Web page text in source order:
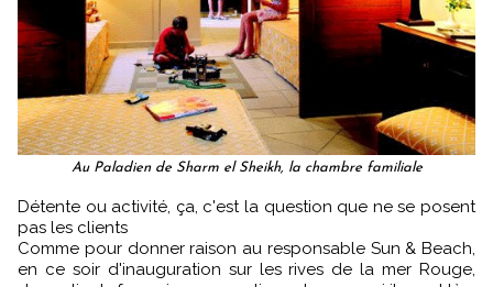
Au Paladien de Sharm el Sheikh, la chambre familiale
Détente ou activité, ça, c'est la question que ne se posent
pas les clients
Comme pour donner raison au responsable Sun & Beach,
en ce soir d'inauguration sur les rives de la mer Rouge,